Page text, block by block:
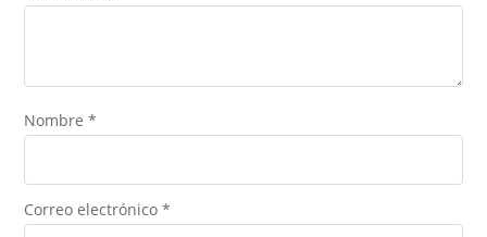
Nombre*
Correo electrónico*